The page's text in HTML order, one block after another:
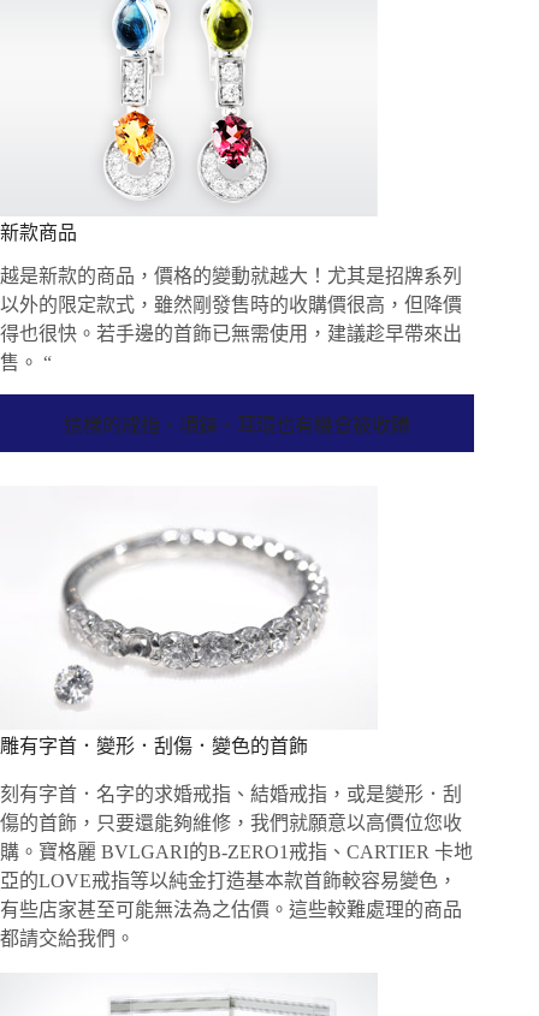
新款商品
越是新款的商品，價格的變動就越大！尤其是招牌系列
以外的限定款式，雖然剛發售時的收購價很高，但降價
得也很快。若手邊的首飾已無需使用，建議趁早帶來出
售。 “
這樣的戒指・項鍊・耳環也有機會被收購
雕有字首．變形．刮傷．變色的首飾
刻有字首．名字的求婚戒指、結婚戒指，或是變形．刮
傷的首飾，只要還能夠維修，我們就願意以高價位您收
購。寶格麗 BVLGARI的B-ZERO1戒指、CARTIER 卡地
亞的LOVE戒指等以純金打造基本款首飾較容易變色，
有些店家甚至可能無法為之估價。這些較難處理的商品
都請交給我們。